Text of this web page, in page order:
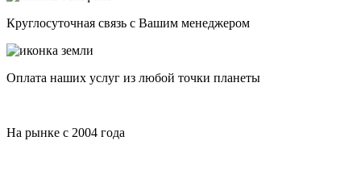
Круглосуточная связь с Вашим менеджером
Оплата наших услуг из любой точки планеты
На рынке с 2004 года